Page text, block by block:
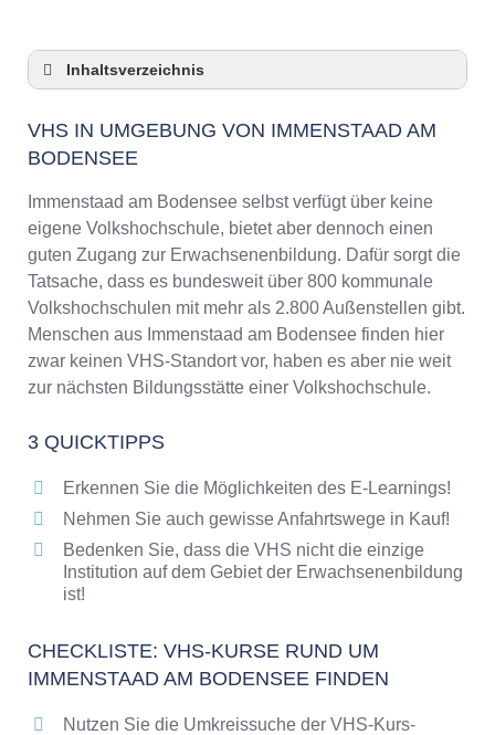
Inhaltsverzeichnis
Bodensee
3 Quicktipps
am Bodensee finden
Keine VHS in Immenstaad am Bodensee
Online-Kurse: Pro und Contra
Online-Kurse als alternative Angebote zu
VHS-Kursen
Die VHS als Inbegriff der Erwachsenenbildung
Das bundesweite Netzwerk der
Abendschulen rund um Immenstaad am
Checkliste: So erkennen Sie gute
Bildungsangebote der VHS
VHS IN UMGEBUNG VON IMMENSTAAD AM
BODENSEE
Immenstaad am Bodensee selbst verfügt über keine
eigene Volkshochschule, bietet aber dennoch einen
guten Zugang zur Erwachsenenbildung. Dafür sorgt die
Tatsache, dass es bundesweit über 800 kommunale
Volkshochschulen mit mehr als 2.800 Außenstellen gibt.
Menschen aus Immenstaad am Bodensee finden hier
zwar keinen VHS-Standort vor, haben es aber nie weit
zur nächsten Bildungsstätte einer Volkshochschule.
3 QUICKTIPPS
Erkennen Sie die Möglichkeiten des E-Learnings!
Nehmen Sie auch gewisse Anfahrtswege in Kauf!
Bedenken Sie, dass die VHS nicht die einzige
Institution auf dem Gebiet der Erwachsenenbildung
ist!
CHECKLISTE: VHS-KURSE RUND UM
IMMENSTAAD AM BODENSEE FINDEN
Nutzen Sie die Umkreissuche der VHS-Kurs-